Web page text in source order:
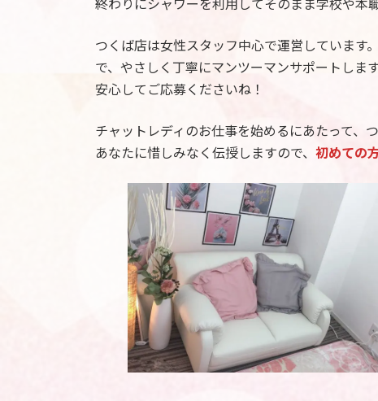
終わりにシャワーを利用してそのまま学校や本
つくば店は女性スタッフ中心で運営しています
で、やさしく丁寧にマンツーマンサポートしま
安心してご応募くださいね！
チャットレディのお仕事を始めるにあたって、
あなたに惜しみなく伝授しますので、 初めての